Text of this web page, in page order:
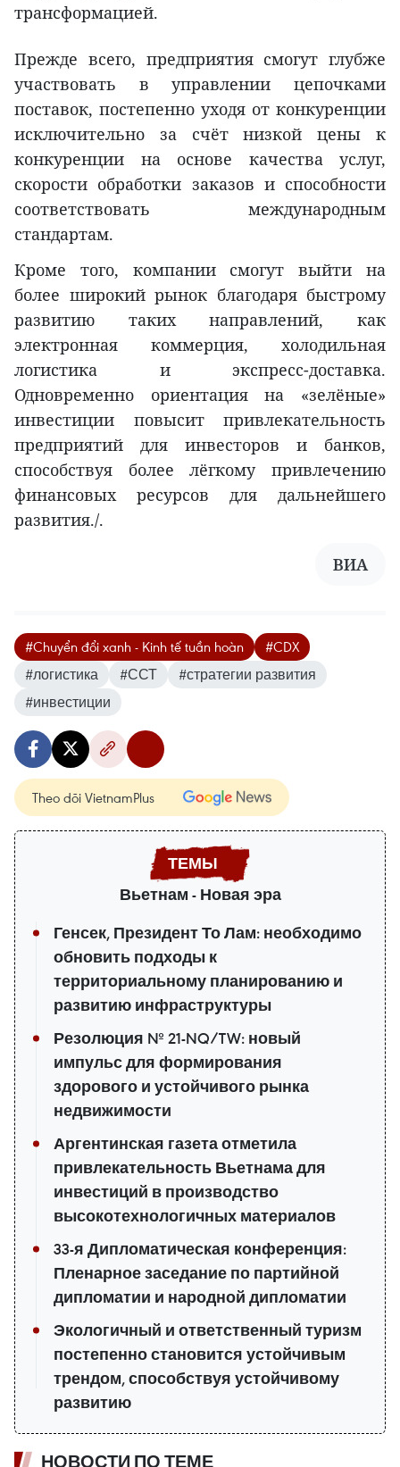
трансформацией.
Прежде всего, предприятия смогут глубже
участвовать в управлении цепочками
поставок, постепенно уходя от конкуренции
исключительно за счёт низкой цены к
конкуренции на основе качества услуг,
скорости обработки заказов и способности
соответствовать международным
стандартам.
Кроме того, компании смогут выйти на
более широкий рынок благодаря быстрому
развитию таких направлений, как
электронная коммерция, холодильная
логистика и экспресс-доставка.
Одновременно ориентация на «зелёные»
инвестиции повысит привлекательность
предприятий для инвесторов и банков,
способствуя более лёгкому привлечению
финансовых ресурсов для дальнейшего
развития./.
ВИA
#Chuyển đổi xanh - Kinh tế tuần hoàn
#CDX
#логистика
#ССТ
#стратегии развития
#инвестиции
Theo dõi VietnamPlus
Вьетнам - Новая эра
Генсек, Президент То Лам: необходимо
обновить подходы к
территориальному планированию и
развитию инфраструктуры
Резолюция № 21-NQ/TW: новый
импульс для формирования
здорового и устойчивого рынка
недвижимости
Аргентинская газета отметила
привлекательность Вьетнама для
инвестиций в производство
высокотехнологичных материалов
33-я Дипломатическая конференция:
Пленарное заседание по партийной
дипломатии и народной дипломатии
Экологичный и ответственный туризм
постепенно становится устойчивым
трендом, способствуя устойчивому
развитию
НОВОСТИ ПО ТЕМЕ